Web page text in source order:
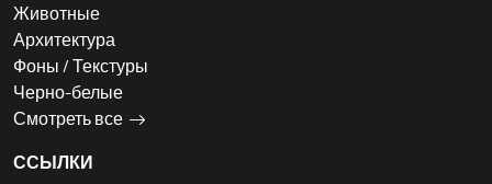
Животные
Архитектура
Фоны / Текстуры
Черно-белые
Смотреть все
ССЫЛКИ